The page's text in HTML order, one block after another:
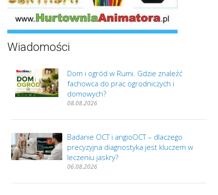
Wiadomości
Dom i ogród w Rumi. Gdzie znaleźć
fachowca do prac ogrodniczych i
domowych?
08.08.2026
Badanie OCT i angioOCT – dlaczego
precyzyjna diagnostyka jest kluczem w
leczeniu jaskry?
06.08.2026